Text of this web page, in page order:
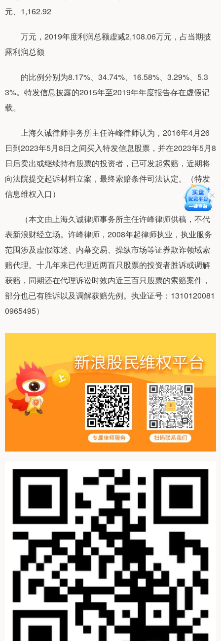
元、1,162.92
万元，2019年度利润总额虚减2,108.06万元，占当期披
露利润总额
的比例分别为8.17%、34.74%、16.58%、3.29%、5.3
3%。特发信息披露的2015年至2019年年度报告存在虚假记
载。
上海久诚律师事务所主任许峰律师认为，2016年4月26
日到2023年5月8日之间买入特发信息股票，并在2023年5月8
日后卖出或继续持有股票的投资者，已可发起索赔，近期将
向法院提交起诉材料立案，最终索赔条件司法认定。（特发
信息维权入口）
（本文由上海久诚律师事务所主任许峰律师供稿，不代
表新浪财经立场。许峰律师，2008年起律师执业，执业服务
范围涉及虚假陈述、内幕交易、操纵市场等证券欺诈领域索
赔代理。十几年来已代理近两百只股票的投资者胜诉或调解
获赔，同期还在代理诉讼时效内近三百只股票的索赔案件，
部分也已有胜诉以及调解获赔先例。执业证号：1310120081
0965495）